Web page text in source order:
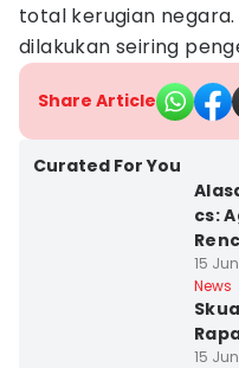
total kerugian
dilakukan seiring
Share Article
Curated For You
cs:
15
News
15